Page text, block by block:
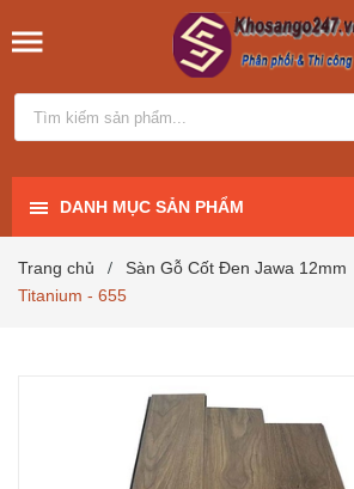
DANH MỤC SẢN PHẨM
Trang chủ / Sàn Gỗ Cốt Đen Jawa 12mm
Titanium - 655